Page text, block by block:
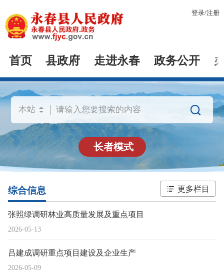
登录/注册
首页 县政府 走进永春 政务公开

长者模式
综合信息 更多栏目
2026-05-13
张照绿调研林业高质量发展及重点项目
2026-05-09
吕建成调研重点项目建设及企业生产